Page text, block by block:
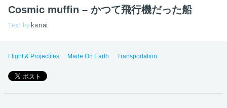
Cosmic muffin – かつて飛行機だった船
Text bykanai
Flight & Projectiles Made On Earth Transportation